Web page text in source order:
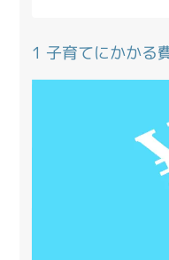
1 子育てにかかる